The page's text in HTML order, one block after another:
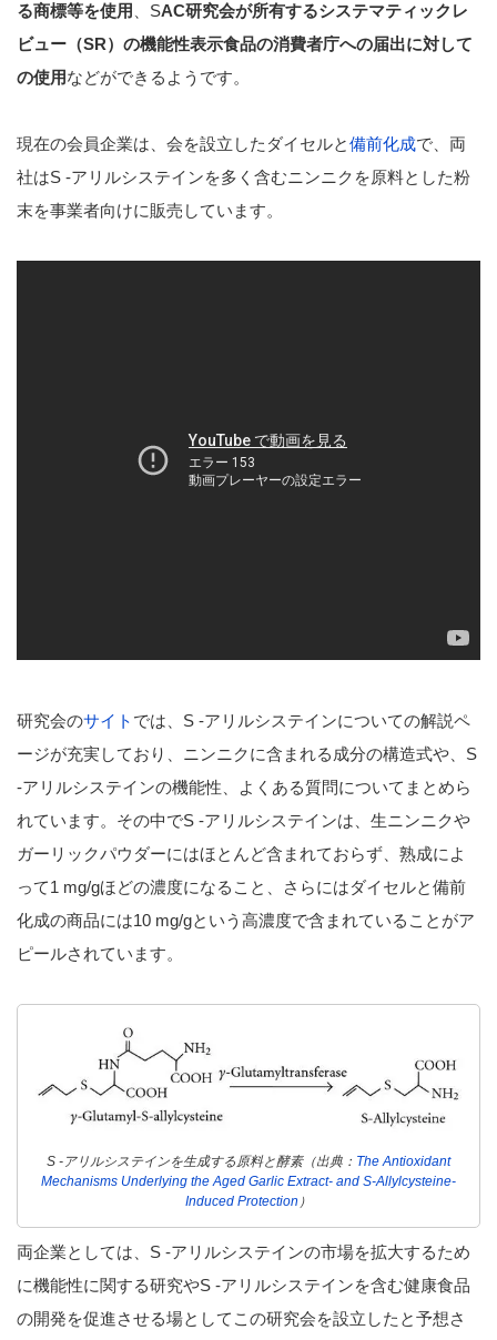
る商標等を使用
、SAC研究会が所有するシステマティックレ
ビュー（SR）の機能性表示食品の消費者庁への届出に対して
の使用などができるようです。
現在の会員企業は、会を設立したダイセルと備前化成で、両
社はS -アリルシステインを多く含むニンニクを原料とした粉
末を事業者向けに販売しています。
研究会のサイト では、S -アリルシステインについての解説ペ
ージが充実しており、ニンニクに含まれる成分の構造式や、S
-アリルシステインの機能性、よくある質問についてまとめら
れています。その中でS -アリルシステインは、生ニンニクや
ガーリックパウダーにはほとんど含まれておらず、熟成によ
って1 mg/gほどの濃度になること、さらにはダイセルと備前
化成の商品には10 mg/gという高濃度で含まれていることがア
ピールされています。
S -アリルシステインを生成する原料と酵素（出典： The Antioxidant
Mechanisms Underlying the Aged Garlic Extract- and S-Allylcysteine-
Induced Protection ）
両企業としては、S -アリルシステインの市場を拡大するため
に機能性に関する研究やS -アリルシステインを含む健康食品
の開発を促進させる場としてこの研究会を設立したと予想さ